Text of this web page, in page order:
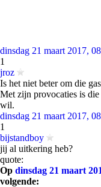
dinsdag 21 maart 2017,
1
jroz
Is het niet beter om die
Met zijn provocaties is
wil.
dinsdag 21 maart 2017,
1
bijstandboy
jij al uitkering heb?
quote:
Op dinsdag 21 maart
volgende: